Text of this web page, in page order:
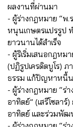
ผลงานที่ผ่านมา
- ผู้ร่างกฎหมาย “พ.
หนุนเกษตรแปรรูป ท
ยาวนานได้สำเร็จ
- ผู้ริเริ่มเสนอกฎหม
(ปฏิรูปเครดิตบูโร) ภ
ธรรม แก้ปัญหาหนี้
- ผู้ร่างกฎหมาย “ร่า
อาทิตย์” (เสรีโซลา
อาทิตย์ และร่วมพัฒ